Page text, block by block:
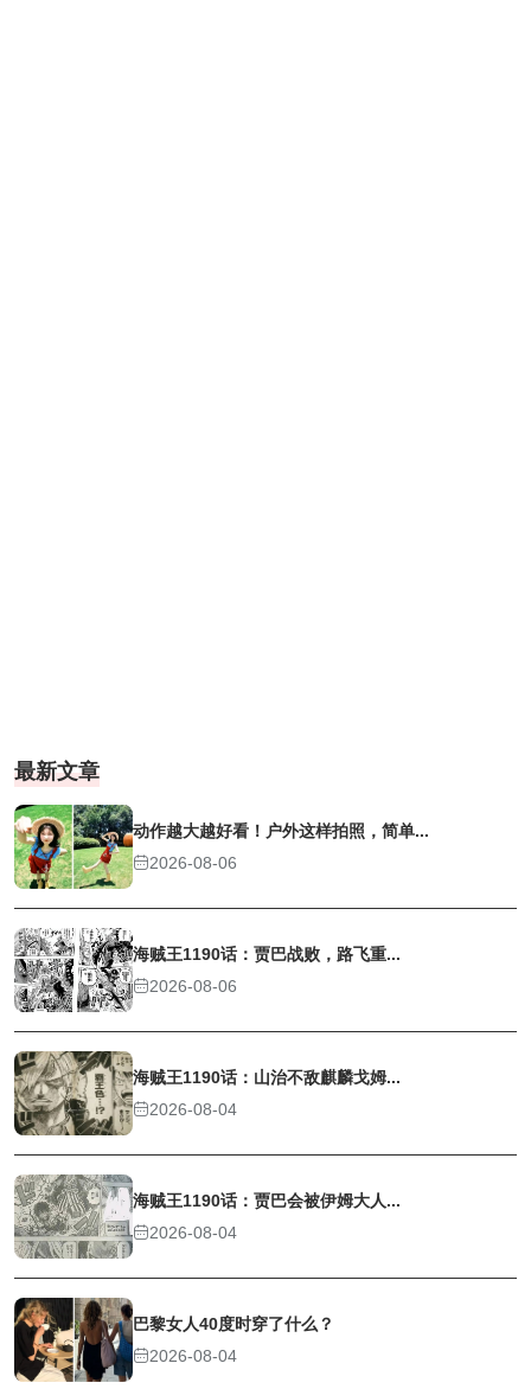
最新文章
动作越大越好看！户外这样拍照，简单...
2026-08-06
海贼王1190话：贾巴战败，路飞重...
2026-08-06
海贼王1190话：山治不敌麒麟戈姆...
2026-08-04
海贼王1190话：贾巴会被伊姆大人...
2026-08-04
巴黎女人40度时穿了什么？
2026-08-04